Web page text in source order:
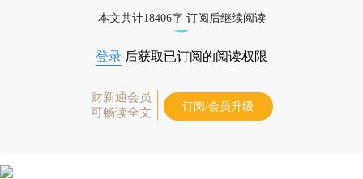
本文共计18406字 订阅后继续阅读
登录 后获取已订阅的阅读权限
财新通会员
可畅读全文
订阅/会员升级